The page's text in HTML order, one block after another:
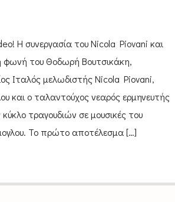
Η συνεργασία του Nicola Piovani και
φωνή του Θοδωρή Βουτσικάκη,
Ιταλός μελωδιστής Nicola Piovani,
και ο ταλαντούχος νεαρός ερμηνευτής
τραγουδιών σε μουσικές του
Το πρώτο αποτέλεσμα […]